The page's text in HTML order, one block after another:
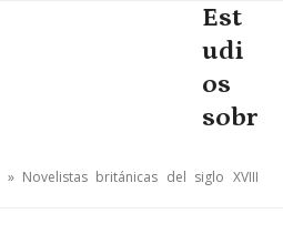
Est
udi
os
sobr
» Novelistas británicas del siglo XVIII